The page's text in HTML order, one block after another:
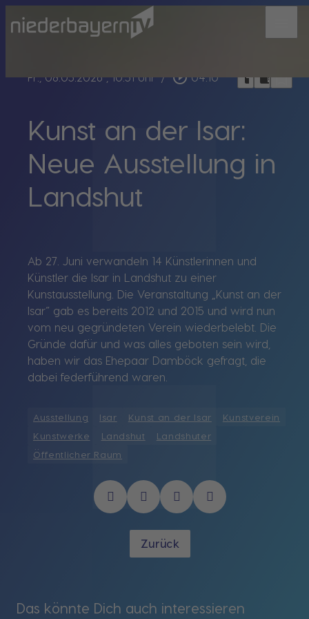
Fr., 08.05.2026, 10:51 Uhr / play_circle_outline 04:10 headphoneschrome_reader_modebookmark_border
Kunst an der Isar:
Neue Ausstellung in
Landshut
Ab 27. Juni verwandeln 14 Künstlerinnen und
Künstler die Isar in Landshut zu einer
Kunstausstellung. Die Veranstaltung „Kunst an der
Isar“ gab es bereits 2012 und 2015 und wird nun
vom neu gegründeten Verein wiederbelebt. Die
Gründe dafür und was alles geboten sein wird,
haben wir das Ehepaar Damböck gefragt, die
dabei federführend waren.
Ausstellung Isar Kunst an der Isar
Kunstverein
Kunstwerke
Landshut
Landshuter
Öffentlicher Raum
Zurück
Das könnte Dich auch interessieren